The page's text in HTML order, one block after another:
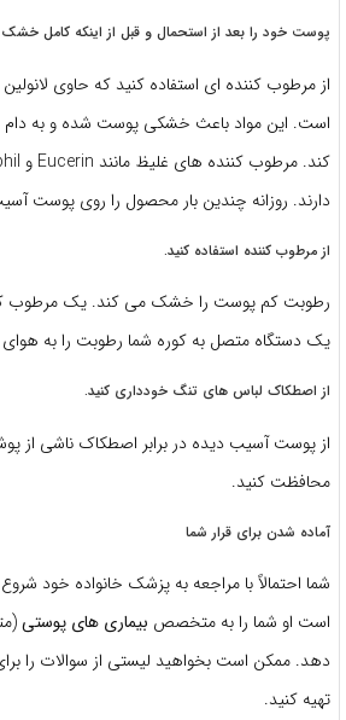
پوست خود را بعد از استحمال و قبل از اینکه کامل
از مرطوب کننده ای استفاده کنید که حاوی لانولین
است. این مواد باعث خشکی پوست شده و به
دارند. روزانه چندین بار محصول را روی پوست
از مرطوب کننده استفاده کنید.
رطوبت کم پوست را خشک می کند. یک مرطوب
یک دستگاه متصل به کوره شما رطوبت را به
از اصطکاک لباس های تنگ خودداری کنید.
از پوست آسیب دیده در برابر اصطکاک ناشی از
محافظت کنید.
آماده شدن برای قرار شما
شما احتمالاً با مراجعه به پزشک خانواده خود
است او شما را به متخصص بیماری های پوستی
دهد. ممکن است بخواهید لیستی از سوالات را
تهیه کنید.